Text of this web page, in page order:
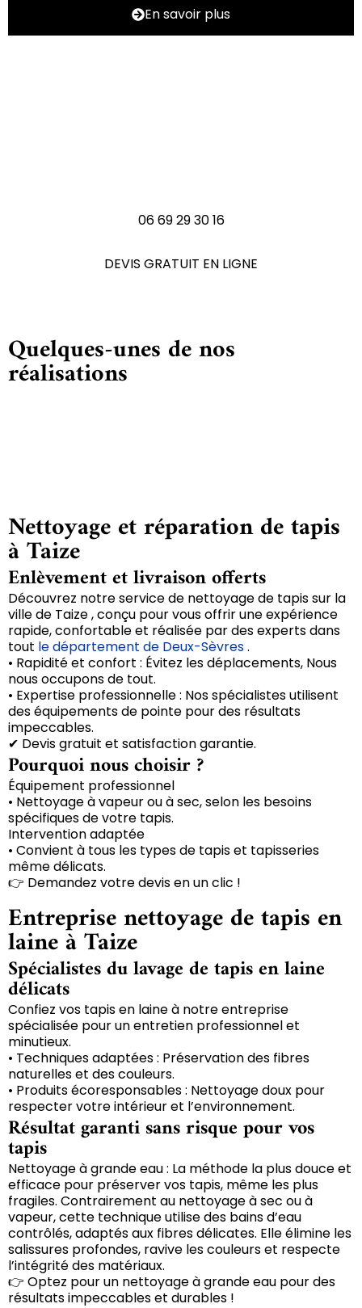
En savoir plus
06 69 29 30 16
DEVIS GRATUIT EN LIGNE
Quelques-unes de nos
réalisations
Nettoyage et réparation de tapis
à Taize
Enlèvement et livraison offerts
Découvrez notre service de nettoyage de tapis sur la
ville de Taize , conçu pour vous offrir une expérience
rapide, confortable et réalisée par des experts dans
tout le département de Deux-Sèvres.
• Rapidité et confort : Évitez les déplacements, Nous
nous occupons de tout.
• Expertise professionnelle : Nos spécialistes utilisent
des équipements de pointe pour des résultats
impeccables.
✔ Devis gratuit et satisfaction garantie.
Pourquoi nous choisir ?
Équipement professionnel
• Nettoyage à vapeur ou à sec, selon les besoins
spécifiques de votre tapis.
Intervention adaptée
• Convient à tous les types de tapis et tapisseries
même délicats.
👉 Demandez votre devis en un clic !
Entreprise nettoyage de tapis en
laine à Taize
Spécialistes du lavage de tapis en laine
délicats
Confiez vos tapis en laine à notre entreprise
spécialisée pour un entretien professionnel et
minutieux.
• Techniques adaptées : Préservation des fibres
naturelles et des couleurs.
• Produits écoresponsables : Nettoyage doux pour
respecter votre intérieur et l’environnement.
Résultat garanti sans risque pour vos
tapis
Nettoyage à grande eau : La méthode la plus douce et
efficace pour préserver vos tapis, même les plus
fragiles. Contrairement au nettoyage à sec ou à
vapeur, cette technique utilise des bains d’eau
contrôlés, adaptés aux fibres délicates. Elle élimine les
salissures profondes, ravive les couleurs et respecte
l’intégrité des matériaux.
👉 Optez pour un nettoyage à grande eau pour des
résultats impeccables et durables !